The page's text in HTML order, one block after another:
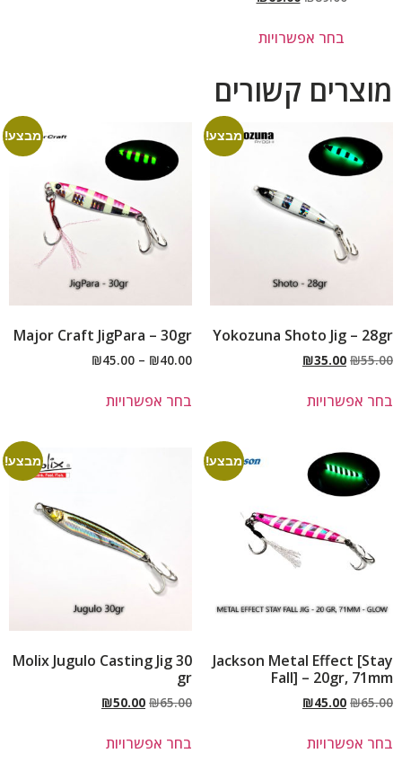
בחר אפשרויות
מוצרים קשורים
מבצע!
Yokozuna Shoto Jig – 28gr
₪55.00
₪35.00
בחר אפשרויות
מבצע!
Major Craft JigPara – 30gr
₪40.00
–
₪45.00
בחר אפשרויות
מבצע!
Jackson Metal Effect [Stay
Fall] – 20gr, 71mm
₪65.00
₪45.00
בחר אפשרויות
מבצע!
Molix Jugulo Casting Jig 30
gr
₪65.00
₪50.00
בחר אפשרויות